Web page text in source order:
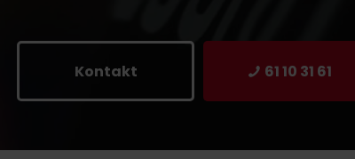
Kontakt 61 10 31 61